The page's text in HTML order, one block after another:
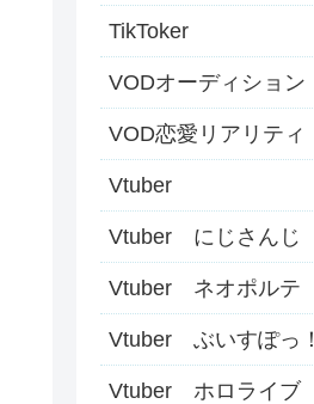
TikToker
VODオーディション
VOD恋愛リアリティ
Vtuber
Vtuber にじさんじ
Vtuber ネオポルテ
Vtuber ぶいすぽっ！
Vtuber ホロライブ